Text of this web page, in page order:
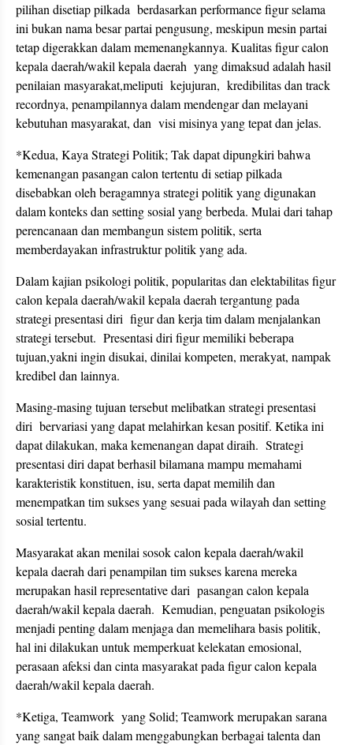
pilihan disetiap pilkada berdasarkan performance figur selama
ini bukan nama besar partai pengusung, meskipun mesin partai
tetap digerakkan dalam memenangkannya. Kualitas figur calon
kepala daerah/wakil kepala daerah yang dimaksud adalah hasil
penilaian masyarakat,meliputi kejujuran, kredibilitas dan track
recordnya, penampilannya dalam mendengar dan melayani
kebutuhan masyarakat, dan visi misinya yang tepat dan jelas.
*Kedua, Kaya Strategi Politik; Tak dapat dipungkiri bahwa
kemenangan pasangan calon tertentu di setiap pilkada
disebabkan oleh beragamnya strategi politik yang digunakan
dalam konteks dan setting sosial yang berbeda. Mulai dari tahap
perencanaan dan membangun sistem politik, serta
memberdayakan infrastruktur politik yang ada.
Dalam kajian psikologi politik, popularitas dan elektabilitas figur
calon kepala daerah/wakil kepala daerah tergantung pada
strategi presentasi diri figur dan kerja tim dalam menjalankan
strategi tersebut. Presentasi diri figur memiliki beberapa
tujuan,yakni ingin disukai, dinilai kompeten, merakyat, nampak
kredibel dan lainnya.
Masing-masing tujuan tersebut melibatkan strategi presentasi
diri bervariasi yang dapat melahirkan kesan positif. Ketika ini
dapat dilakukan, maka kemenangan dapat diraih. Strategi
presentasi diri dapat berhasil bilamana mampu memahami
karakteristik konstituen, isu, serta dapat memilih dan
menempatkan tim sukses yang sesuai pada wilayah dan setting
sosial tertentu.
Masyarakat akan menilai sosok calon kepala daerah/wakil
kepala daerah dari penampilan tim sukses karena mereka
merupakan hasil representative dari pasangan calon kepala
daerah/wakil kepala daerah. Kemudian, penguatan psikologis
menjadi penting dalam menjaga dan memelihara basis politik,
hal ini dilakukan untuk memperkuat kelekatan emosional,
perasaan afeksi dan cinta masyarakat pada figur calon kepala
daerah/wakil kepala daerah.
*Ketiga, Teamwork yang Solid; Teamwork merupakan sarana
yang sangat baik dalam menggabungkan berbagai talenta dan